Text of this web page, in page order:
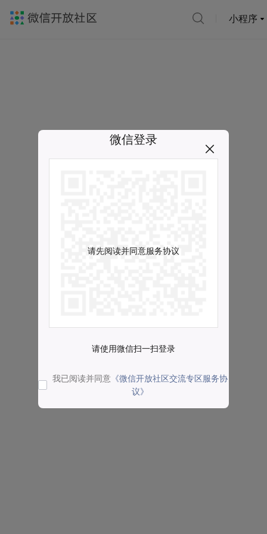
小程序
微信登录
请先阅读并同意服务协议
请使用微信扫一扫登录
我已阅读并同意 《微信开放社区交流专区服务协
议》